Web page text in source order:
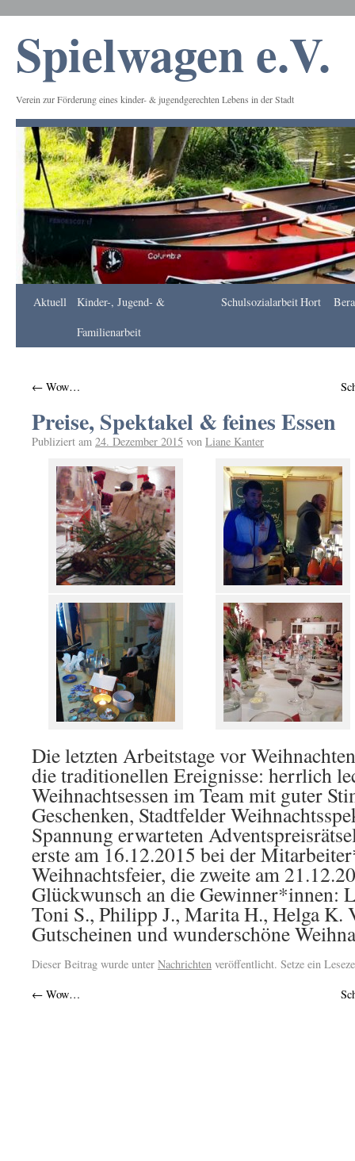
Spielwagen e.V.
Verein zur Förderung eines kinder- & jugendgerechten Lebens in der Stadt
Apotheke
Aktuell
Kinder-, Jugend- &
Familienarbeit
SchulsozialarbeitHort
← Wow…
Preise, Spektakel & feines Essen
Publiziert am 24. Dezember 2015 von Liane Kanter
Die letzten Arbeitstage vor
die traditionellen Ereignisse: herrlich
Weihnachtsessen im Team mit guter
Geschenken, Stadtfelder
Spannung erwarteten
erste am 16.12.2015 bei der
Weihnachtsfeier, die zweite am
Glückwunsch an die Gewinner*innen:
Toni S., Philipp J., Marita H., Helga K.
Gutscheinen und wunderschöne
Dieser Beitrag wurde unter Nachrichten veröffentlicht. Setze ein
← Wow…